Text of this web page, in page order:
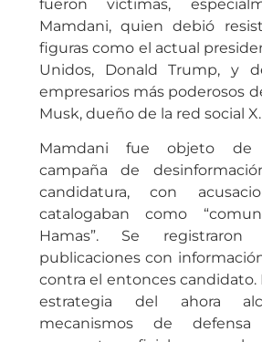
fueron víctimas,
Mamdani, quien debió
figuras como el actual
Unidos, Donald Trump, y
empresarios más poderosos
Musk, dueño de la red social X.
Mamdani fue objeto de
campaña de
candidatura, con
catalogaban como
Hamas”. Se
publicaciones con
contra el entonces candidato.
estrategia del ahora
mecanismos de